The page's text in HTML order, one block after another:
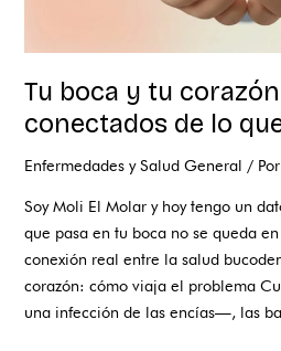
Tu boca y tu
conectados de lo
Enfermedades y Salud General /
Soy Moli El Molar y hoy tengo un
que pasa en tu boca no se queda
conexión real entre la salud
corazón: cómo viaja el problema
una infección de las encías—, las